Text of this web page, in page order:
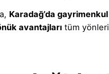
Karadağ’da
avantajları tüm